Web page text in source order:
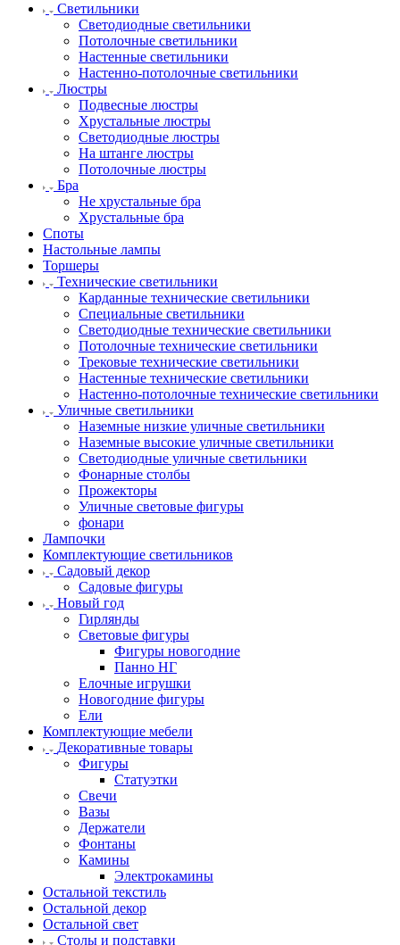
Светильники
Светодиодные светильники
Потолочные светильники
Настенные светильники
Настенно-потолочные светильники
Люстры
Подвесные люстры
Хрустальные люстры
Светодиодные люстры
На штанге люстры
Потолочные люстры
Бра
Не хрустальные бра
Хрустальные бра
Споты
Настольные лампы
Торшеры
Технические светильники
Карданные технические светильники
Специальные светильники
Светодиодные технические светильники
Потолочные технические светильники
Трековые технические светильники
Настенные технические светильники
Настенно-потолочные технические светильники
Уличные светильники
Наземные низкие уличные светильники
Наземные высокие уличные светильники
Светодиодные уличные светильники
Фонарные столбы
Прожекторы
Уличные световые фигуры
фонари
Лампочки
Комплектующие светильников
Садовый декор
Садовые фигуры
Новый год
Гирлянды
Световые фигуры
Фигуры новогодние
Панно НГ
Елочные игрушки
Новогодние фигуры
Ели
Комплектующие мебели
Декоративные товары
Фигуры
Статуэтки
Свечи
Вазы
Держатели
Фонтаны
Камины
Электрокамины
Остальной текстиль
Остальной декор
Остальной свет
Столы и подставки